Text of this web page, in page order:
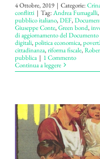
4 Ottobre, 2019 | Categorie:
conflitti | Tag:Andrea Fumagalli,
pubblico italiano,DEF,
Giuseppe Conte,Green bond,
di aggiornamento del
digitali,politica economica,
cittadinanza,riforma fiscale,
pubblica | 1 Commento
Continua a leggere